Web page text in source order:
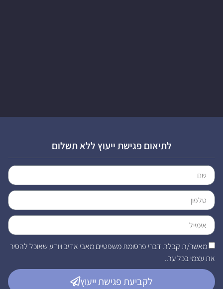
לתיאום פגישת ייעוץ ללא תשלום
מאשר/ת קבלת דברי פרסומת משפטיים מאבי אדיב ויודע שאוכל להסיר
את עצמי בכל עת.
לקביעת פגישת ייעוץ